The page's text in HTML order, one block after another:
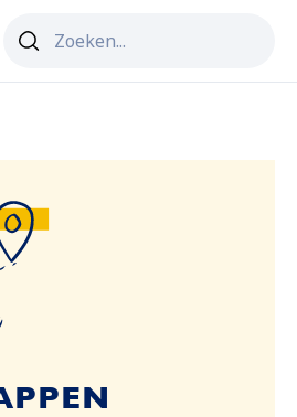
Zoekveld
Als er resultaten van autosuggest